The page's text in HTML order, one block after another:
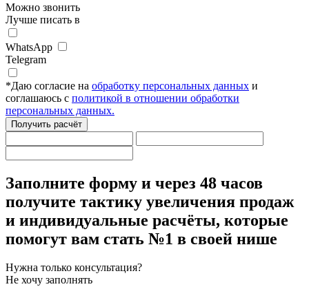
Можно звонить
Лучше писать в
WhatsApp
Telegram
*Даю согласие на обработку персональных данных и
соглашаюсь с политикой в отношении обработки
персональных данных.
Получить расчёт
Заполните форму и через 48 часов
получите тактику увеличения продаж
и индивидуальные расчёты, которые
помогут вам стать №1 в своей нише
Нужна только консультация?
Не хочу заполнять